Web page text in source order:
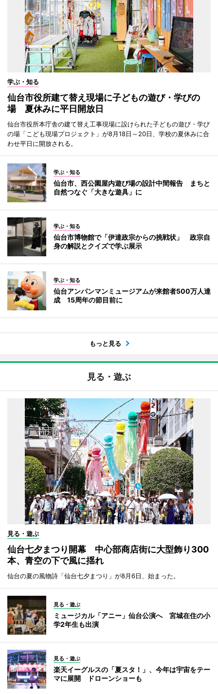
学ぶ・知る
仙台市役所建て替え現場に子どもの遊び・学びの
場 夏休みに平日開放日
仙台市役所本庁舎の建て替え工事現場に設けられた子どもの遊び・学び
の場「こども現場プロジェクト」が8月18日～20日、学校の夏休みに合
わせ平日に開放される。
学ぶ・知る
仙台市、西公園屋内遊び場の設計中間報告 まちと
自然つなぐ「大きな遊具」に
学ぶ・知る
仙台市博物館で「伊達政宗からの挑戦状」 政宗自
身の解説とクイズで学ぶ展示
学ぶ・知る
仙台アンパンマンミュージアムが来館者500万人達
成 15周年の節目前に
もっと見る
見る・遊ぶ
見る・遊ぶ
仙台七夕まつり開幕 中心部商店街に大型飾り300
本、青空の下で風に揺れ
仙台の夏の風物詩「仙台七夕まつり」が8月6日、始まった。
見る・遊ぶ
ミュージカル「アニー」仙台公演へ 宮城在住の小
学2年生も出演
見る・遊ぶ
楽天イーグルスの「夏スタ！」、今年は宇宙をテー
マに展開 ドローンショーも